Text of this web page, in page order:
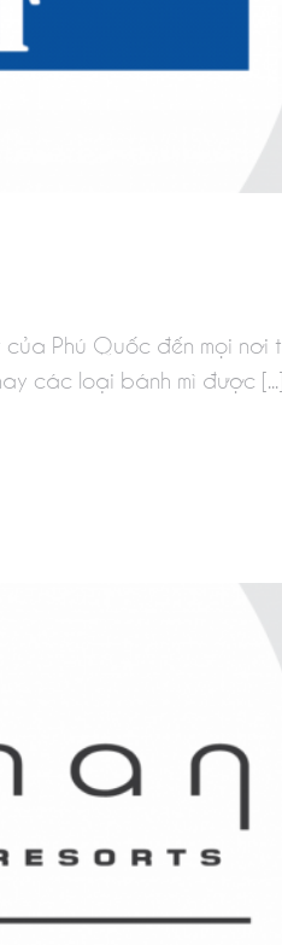
Phú Quốc đến mọi nơi
các loại bánh mì được [...]